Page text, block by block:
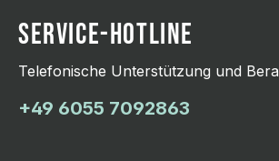
SERVICE-HOTLINE
Telefonische Unterstützung und
+49 6055 7092863